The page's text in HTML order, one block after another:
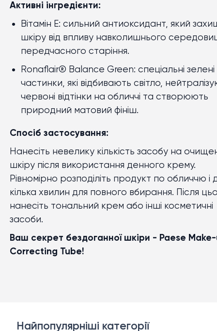
Активні інгредієнти:
Вітамін E: сильний антиоксидант, який
шкіру від впливу навколишнього
передчасного старіння.
Ronaflair® Balance Green: спеціальні зелені
частинки, які відбивають світло,
червоні відтінки на обличчі та створюють
природний матовий фініш.
Спосіб застосування:
Нанесіть невелику кількість засобу на
шкіру після використання денного крему.
Рівномірно розподіліть продукт по обличчю і
кілька хвилин для повного вбирання. Після
нанесіть тональний крем або інші косметичні
засоби.
Ваш секрет бездоганної шкіри - Paese
Correcting Tube!
Найпопулярніші категорії